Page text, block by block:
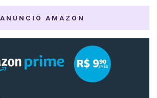
ANÚNCIO AMAZON